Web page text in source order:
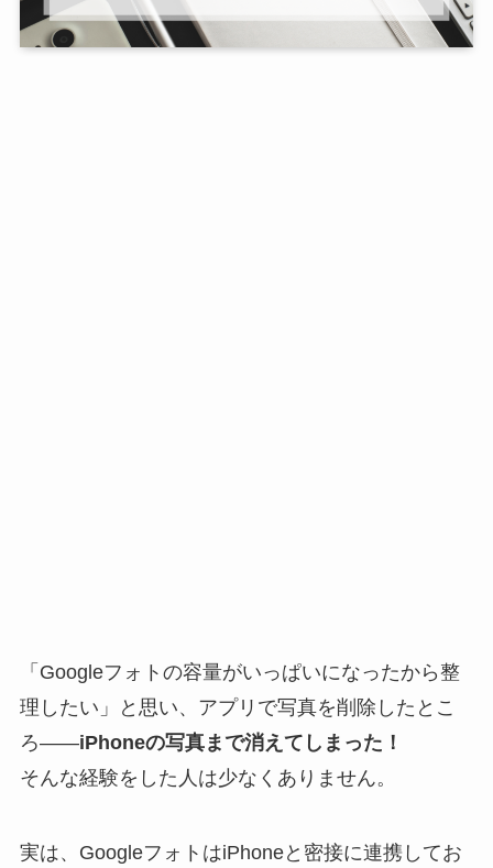
「Googleフォトの容量がいっぱいになったから整
理したい」と思い、アプリで写真を削除したとこ
ろ——iPhoneの写真まで消えてしまった！
そんな経験をした人は少なくありません。
実は、GoogleフォトはiPhoneと密接に連携してお